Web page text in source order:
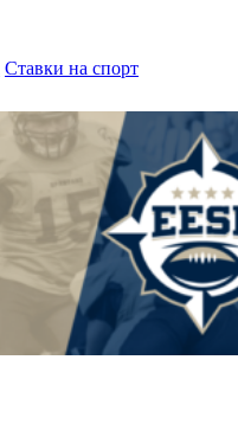
Ставки на спорт